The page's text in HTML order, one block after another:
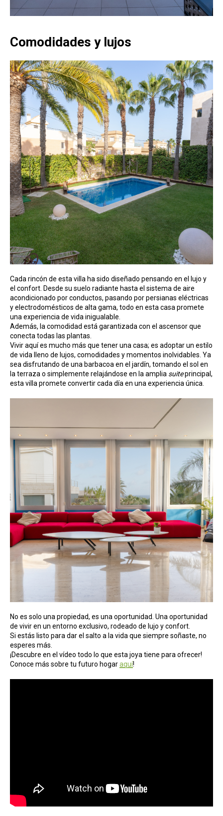
Comodidades y lujos
Cada rincón de esta villa ha sido diseñado pensando en el lujo y
el confort. Desde su suelo radiante hasta el sistema de aire
acondicionado por conductos, pasando por persianas eléctricas
y electrodomésticos de alta gama, todo en esta casa promete
una experiencia de vida inigualable.
Además, la comodidad está garantizada con el ascensor que
conecta todas las plantas.
Vivir aquí es mucho más que tener una casa; es adoptar un estilo
de vida lleno de lujos, comodidades y momentos inolvidables. Ya
sea disfrutando de una barbacoa en el jardín, tomando el sol en
la terraza o simplemente relajándose en la amplia suiteprincipal,
esta villa promete convertir cada día en una experiencia única.
No es solo una propiedad, es una oportunidad. Una oportunidad
de vivir en un entorno exclusivo, rodeado de lujo y confort.
Si estás listo para dar el salto a la vida que siempre soñaste, no
esperes más.
¡Descubre en el vídeo todo lo que esta joya tiene para ofrecer!
Conoce más sobre tu futuro hogaraquí!